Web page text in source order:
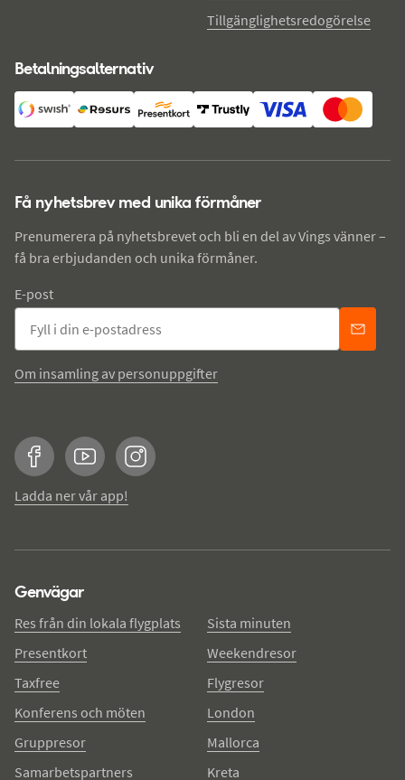
Tillgänglighetsredogörelse
Betalningsalternativ
Få nyhetsbrev med unika förmåner
Prenumerera på nyhetsbrevet och bli en del av Vings vänner –
få bra erbjudanden och unika förmåner.
E-post
Om insamling av personuppgifter
FacebookYouTubeInstagram
Ladda ner vår app!
Genvägar
Res från din lokala flygplats
Presentkort
Taxfree
Konferens och möten
Gruppresor
Samarbetspartners
Sista minuten
Weekendresor
Flygresor
London
Mallorca
Kreta